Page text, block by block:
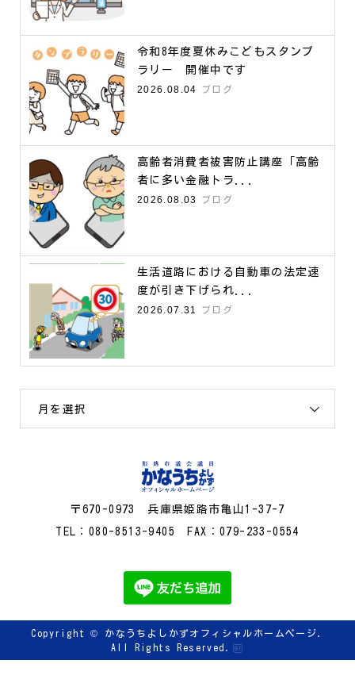
令和8年度夏休みこどもスタンプ
ラリー 開催中です
2026.08.04
ブログ
高齢者消費者被害防止講座「高齢
者に多い金融トラ...
2026.08.03
ブログ
生活道路における自動車の法定速
度が引き下げられ...
2026.07.31
ブログ
月を選択
〒670-0973 兵庫県姫路市亀山1-37-7
TEL：080-8513-9405 FAX：079-233-0554
Copyright ©
かなうちよしかずオフィシャルホームページ.
All Rights Reserved.